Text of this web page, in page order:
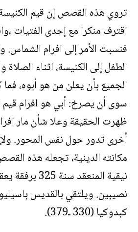
تروي هذه القصص إن قيم الكنيسة
اقترف منكرا مع إحدى الفتيات
فنسبت الأمر إلى افرام
الطفل إلى الكنيسة، اثناء الصلاة
الجميع بأن يعلن من هو أبوه،
سوى أن يصرخ: أبي هو افرام قيم
ظهرت الحقيقة وعلا شأن مار
أخرى تدور حول نفس المحور.
مكانته الدينية، تجعله هذه
نيقية المنعقد
نصيبين. ويلتقي بالقديس
كبدوكيا (330 ـ379).